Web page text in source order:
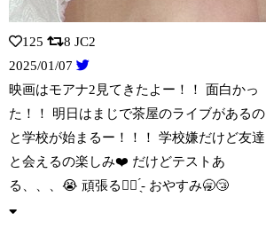
125 8 JC2
2025/01/07
映画はモアナ2見てきたよー！！ 面白かっ
た！！ 明日はまじで茶屋のライブがあるの
と学校が始まるー！！！ 学校嫌だけど友達
と会えるの楽しみ❤️ だけどテストあ
る、、、😭 頑張る👍🏻 ̖́- おやすみ🥱😴